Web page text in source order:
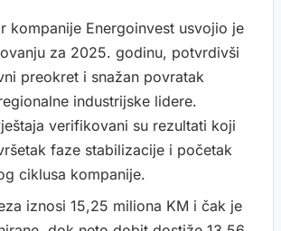
kompanije Energoinvest usvojio je
za 2025. godinu, potvrdivši
preokret i snažan povratak
industrijske lidere.
verifikovani su rezultati koji
faze stabilizacije i početak
ciklusa kompanije.
iznosi 15,25 miliona KM i čak je